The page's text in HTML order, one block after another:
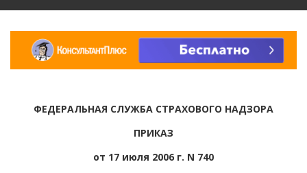
ФЕДЕРАЛЬНАЯ СЛУЖБА СТРАХОВОГО НАДЗОРА
ПРИКАЗ
от 17 июля 2006 г. N 740